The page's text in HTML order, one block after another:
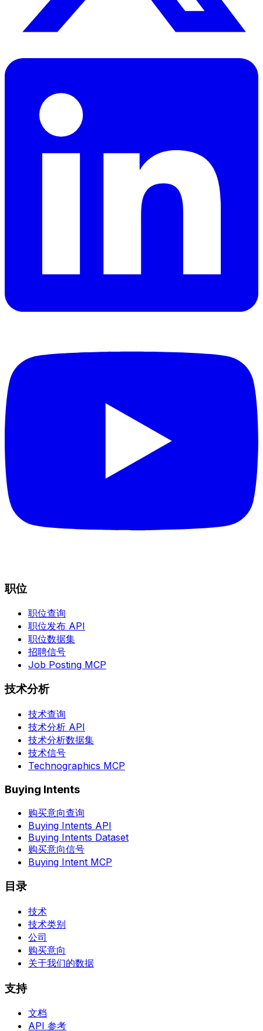
职位
职位查询
职位发布 API
职位数据集
招聘信号
Job Posting MCP
技术分析
技术查询
技术分析 API
技术分析数据集
技术信号
Technographics MCP
Buying Intents
购买意向查询
Buying Intents API
Buying Intents Dataset
购买意向信号
Buying Intent MCP
目录
技术
技术类别
公司
购买意向
关于我们的数据
支持
文档
API 参考